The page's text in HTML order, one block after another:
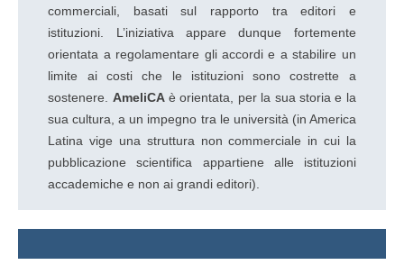
commerciali, basati sul rapporto tra editori e
istituzioni. L’iniziativa appare dunque fortemente
orientata a regolamentare gli accordi e a stabilire un
limite ai costi che le istituzioni sono costrette a
sostenere. AmeliCAè orientata, per la sua storia e la
sua cultura, a un impegno tra le università (in America
Latina vige una struttura non commerciale in cui la
pubblicazione scientifica appartiene alle istituzioni
accademiche e non ai grandi editori).